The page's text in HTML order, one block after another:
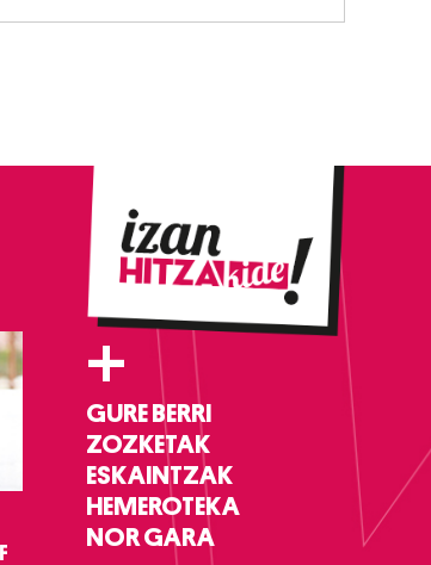
+
GURE BERRI
ZOZKETAK
ESKAINTZAK
HEMEROTEKA
NOR GARA